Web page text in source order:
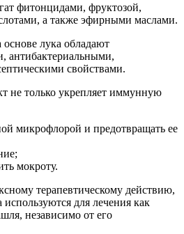
фитонцидами, фруктозой,
а также эфирными маслами.
основе лука обладают
антибактериальными,
свойствами.
не только укрепляет иммунную
микрофлорой и предотвращать ее
мокроту.
терапевтическому действию,
для лечения как
независимо от его